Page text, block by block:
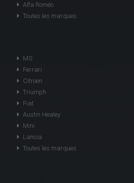
Alfa Roméo
Toutes les marques
MG
Ferrari
Citroen
Triumph
Fiat
Austin Healey
Mini
Lancia
Toutes les marques